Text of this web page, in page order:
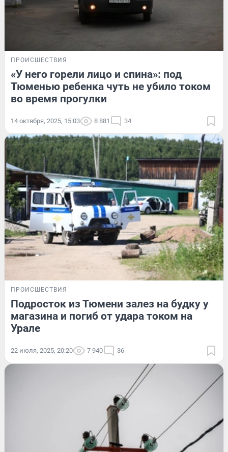
ПРОИСШЕСТВИЯ
«У него горели лицо и спина»: под
Тюменью ребенка чуть не убило током
во время прогулки
14 октября, 2025, 15:03 8 881 34
ПРОИСШЕСТВИЯ
Подросток из Тюмени залез на будку у
магазина и погиб от удара током на
Урале
22 июля, 2025, 20:20 7 940 36